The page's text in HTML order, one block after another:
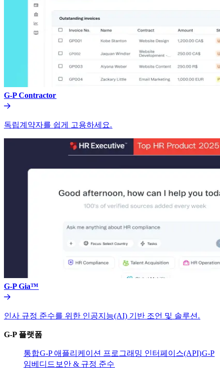
G-P Contractor​​
독립계약자를 쉽게 고용하세요.​​
G-P Gia™​​
인사 규정 준수를 위한 인공지능(AI) 기반 조언 및 솔루션.​​
G-P 플랫폼​​
통합​​G-P 애플리케이션 프로그래밍 인터페이스(API)​​G-P
임베디드​​ 보안 & 규정 준수​​